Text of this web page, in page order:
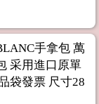
手拿包 萬
采用進口原單
袋發票 尺寸28